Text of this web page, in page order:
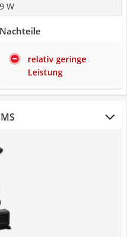
9 W
Nachteile
relativ geringe
Leistung